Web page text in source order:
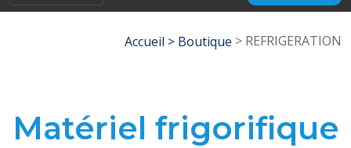
Accueil > Boutique > REFRIGERATION
Matériel frigorifique